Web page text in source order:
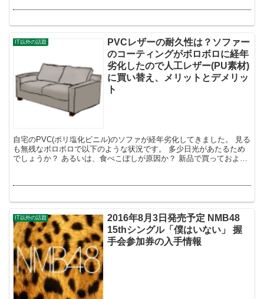
IT以外の話題
PVCレザーの耐久性は？ソファー
のコーティングがボロボロに経年
劣化したので人工レザー(PU素材)
に買い替え、メリットとデメリッ
ト
自宅のPVC(ポリ塩化ビニル)のソファが経年劣化してきました。 見る
も無残なボロボロで以下のような状況です。 多少日光があたるため
でしょうか？ あるいは、食べこぼしが原因か？ 新品で買っておよそ
IT以外の話題
2016年8月3日発売予定 NMB48
15thシングル「僕はいない」 握
手会参加券の入手情報